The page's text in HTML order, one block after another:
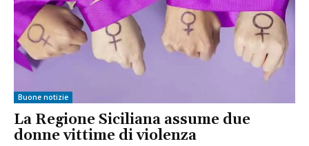
Buone notizie
La Regione Siciliana assume due
donne vittime di violenza